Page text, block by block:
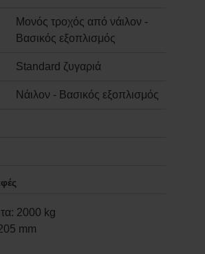
Μονός τροχός από νάιλον -
Βασικός εξοπλισμός
Standard ζυγαριά
Νάιλον - Βασικός εξοπλισμός
: 2000 kg
mm